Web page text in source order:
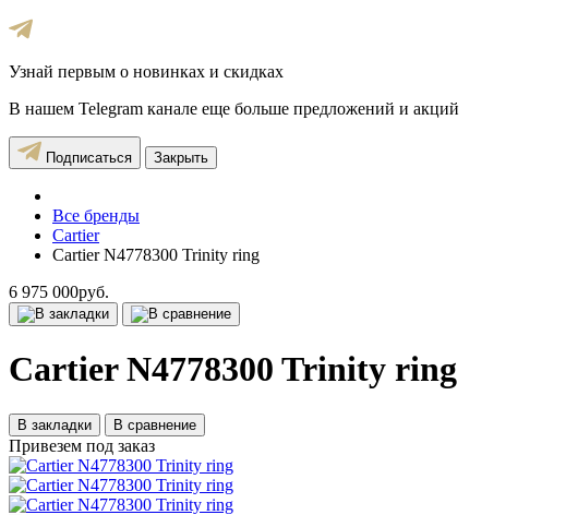
Узнай первым о новинках и скидках
В нашем Telegram канале еще больше предложений и акций
Подписаться Закрыть
Все бренды
Cartier
Cartier N4778300 Trinity ring
6 975 000руб.
Cartier N4778300 Trinity ring
В закладки В сравнение
Привезем под заказ